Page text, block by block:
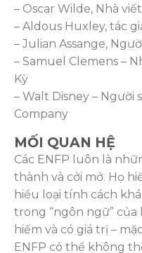
– Oscar Wilde, Nhà
– Aldous Huxley, tác
– Julian Assange,
– Samuel Clemens –
Kỳ
– Walt Disney – Người
Company
MỐI QUAN HỆ
Các ENFP luôn là
thành và cởi mở. Họ
hiểu loại tính cách
trong “ngôn ngữ” của
hiếm và có giá trị –
ENFP có thể không